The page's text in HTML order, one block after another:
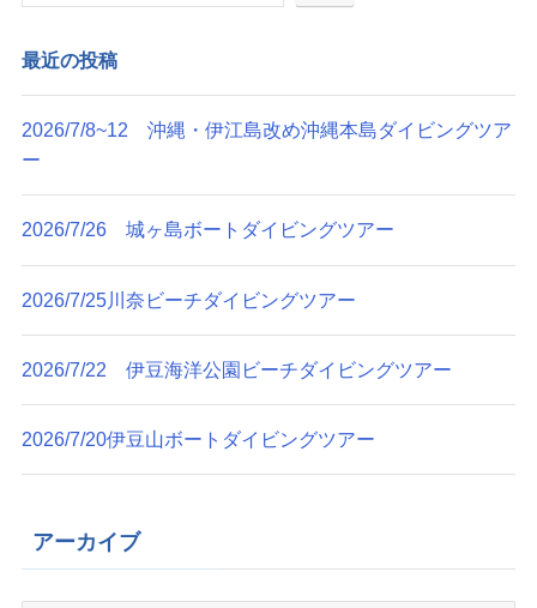
最近の投稿
2026/7/8~12 沖縄・伊江島改め沖縄本島ダイビングツア
ー
2026/7/26 城ヶ島ボートダイビングツアー
2026/7/25川奈ビーチダイビングツアー
2026/7/22 伊豆海洋公園ビーチダイビングツアー
2026/7/20伊豆山ボートダイビングツアー
アーカイブ